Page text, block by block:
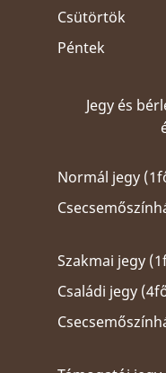
Csütörtök
Péntek
Jegy és
Normál jegy
Szakmai jegy
Családi jegy